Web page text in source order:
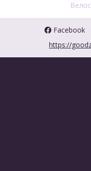
Facebook
https://